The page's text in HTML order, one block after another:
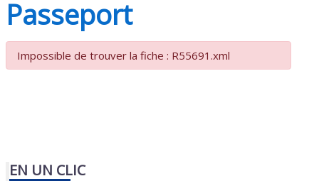
Passeport
Impossible de trouver la fiche : R55691.xml
EN UN CLIC